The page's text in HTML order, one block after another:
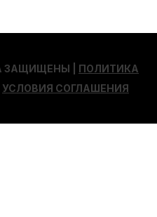
ЗАЩИЩЕНЫ | ПОЛИТИКА
УСЛОВИЯ СОГЛАШЕНИЯ